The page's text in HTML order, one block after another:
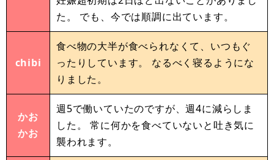
た。 でも、今では順調に出ています。
chibi
食べ物の大半が食べられなくて、いつもぐ
ったりしています。 なるべく寝るようにな
りました。
かお
かお
週5で働いていたのですが、週4に減らしま
した。 常に何かを食べていないと吐き気に
襲われます。